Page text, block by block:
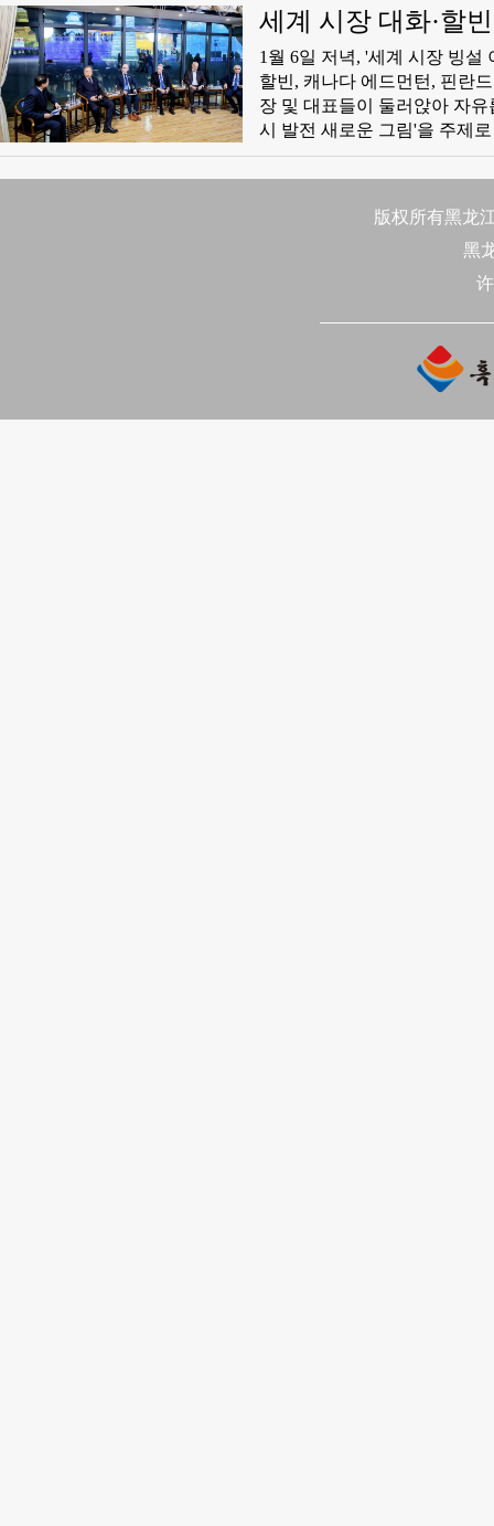
현대 빙설 운동의 발원지이
했다고 말했다. 세계적으로
상품은 매년 빙설 시즌에 9천
1600억원을 돌파하여 전국의
전을 위한 새로운 동력과 대
세계 시장 대화·할
운 비전 함께 모색
1월 6일 저녁, '세계 시장 빙
할빈, 캐나다 에드먼턴, 핀란
장 및 대표들이 둘러앉아 자
시 발전 새로운 그림'을 주제
색했다. 빙설대세계의 '성공
교감하며 세계적으로 유명한
평방미터, 얼음사용량 40만
1999년 빙설대세계 개원에
함께 힘을 모아 빙설 브랜드
용, 패션과 대기, 열정이 넘
눠 "빙설대세계의 아름다움
版权所有黑龙
黑